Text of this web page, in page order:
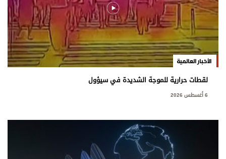
الأخبار العالمية
لقطات حرارية للموجة الشديدة في سيؤول
6 أغسطس 2026